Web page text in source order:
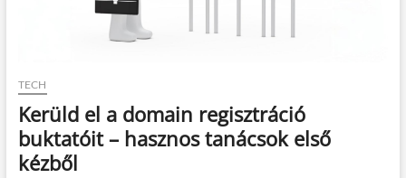
TECH
Kerüld el a domain regisztráció
buktatóit – hasznos tanácsok első
kézből